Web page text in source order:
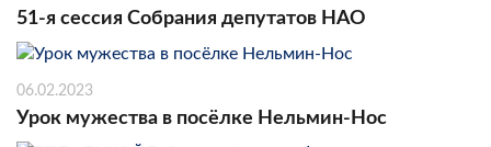
51-я сессия Собрания депутатов НАО
06.02.2023
Урок мужества в посёлке Нельмин-Нос